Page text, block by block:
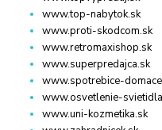
www.top-nabytok.sk
www.proti-skodcom.sk
www.retromaxishop.sk
www.superpredajca.sk
www.spotrebice-
www.osvetlenie-
www.uni-kozmetika.sk